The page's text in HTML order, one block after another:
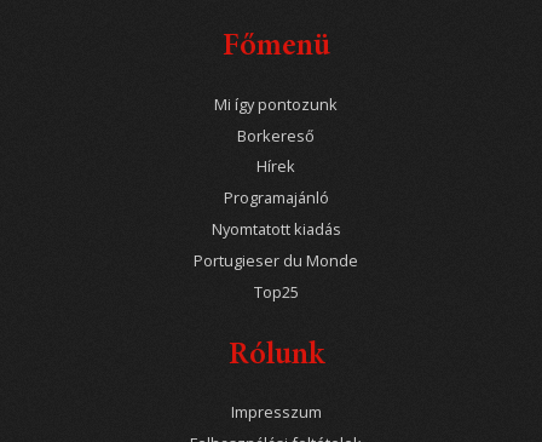
Főmenü
Mi így pontozunk
Borkereső
Hírek
Programajánló
Nyomtatott kiadás
Portugieser du Monde
Top25
Rólunk
Impresszum